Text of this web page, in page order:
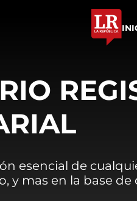
esencial de
y mas en la base